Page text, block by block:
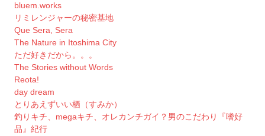
bluem.works
リミレンジャーの秘密基地
Que Sera, Sera
The Nature in Itoshima City
ただ好きだから。。。
The Stories without Words
Reota!
day dream
とりあえずいい栖（すみか）
釣りキチ、megaキチ、オレカンチガイ？男のこだわり『嗜好
品』紀行